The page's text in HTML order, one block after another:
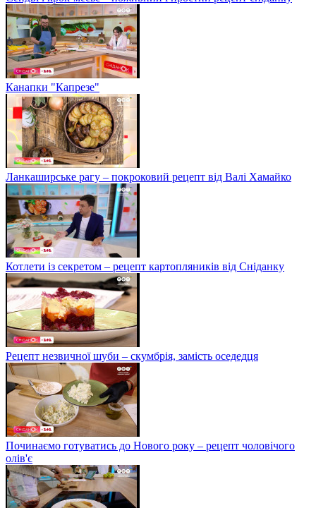
Канапки "Капрезе"
Ланкаширське рагу – покроковий рецепт від Валі Хамайко
Котлети із секретом – рецепт картопляників від Сніданку
Рецепт незвичної шуби – скумбрія, замість оседедця
Починаємо готуватись до Нового року – рецепт чоловічого
олів'є